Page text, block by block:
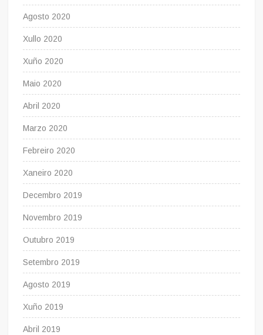
Agosto 2020
Xullo 2020
Xuño 2020
Maio 2020
Abril 2020
Marzo 2020
Febreiro 2020
Xaneiro 2020
Decembro 2019
Novembro 2019
Outubro 2019
Setembro 2019
Agosto 2019
Xuño 2019
Abril 2019